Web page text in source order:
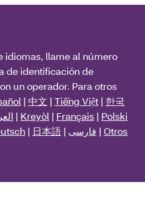
idiomas, llame al número
de identificación de
un operador. Para otros
| 中文 | Tiếng Việt | 한국
| Kreyòl | Français | Polski
| 日本語 | فارسی | Otros